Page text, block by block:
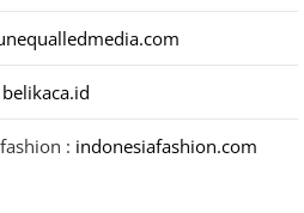
belikaca.id
: indonesiafashion.com